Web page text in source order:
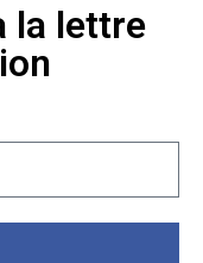
la lettre